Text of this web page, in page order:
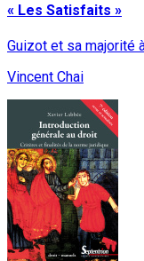
« Les Satisfaits »
Guizot et sa majorité
Vincent Chai